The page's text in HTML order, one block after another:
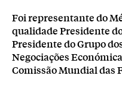
Foi representante do
qualidade Presidente
Presidente do Grupo
Negociações
Comissão Mundial das